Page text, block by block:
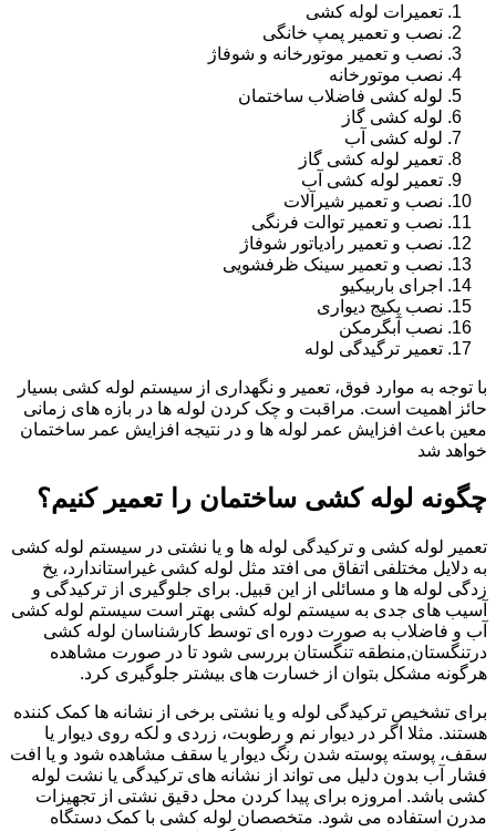
تعمیرات لوله کشی
نصب و تعمیر پمپ خانگی
نصب و تعمیر موتورخانه و شوفاژ
نصب موتورخانه
لوله کشی فاضلاب ساختمان
لوله کشی گاز
لوله کشی آب
تعمیر لوله کشی گاز
تعمیر لوله کشی آب
نصب و تعمیر شیرآلات
نصب و تعمیر توالت فرنگی
نصب و تعمیر رادیاتور شوفاژ
نصب و تعمیر سینک ظرفشویی
اجرای باربیکیو
نصب پکیج دیواری
نصب آبگرمکن
تعمیر ترگیدگی لوله
با توجه به موارد فوق، تعمیر و نگهداری از سیستم لوله کشی بسیار
حائز اهمیت است. مراقبت و چک کردن لوله ها در بازه های زمانی
معین باعث افزایش عمر لوله ها و در نتیجه افزایش عمر ساختمان
خواهد شد
چگونه لوله کشی ساختمان را تعمیر کنیم؟
تعمیر لوله کشی و ترکیدگی لوله ها و یا نشتی در سیستم لوله کشی
به دلایل مختلفی اتفاق می افتد مثل لوله کشی غیراستاندارد، یخ
زدگی لوله ها و مسائلی از این قبیل. برای جلوگیری از ترکیدگی و
آسیب های جدی به سیستم لوله کشی بهتر است سیستم لوله کشی
آب و فاضلاب به صورت دوره ای توسط کارشناسان لوله کشی
درتنگستان,منطقه تنگستان بررسی شود تا در صورت مشاهده
هرگونه مشکل بتوان از خسارت های بیشتر جلوگیری کرد.
برای تشخیص ترکیدگی لوله و یا نشتی برخی از نشانه ها کمک کننده
هستند. مثلا اگر در دیوار نم و رطوبت، زردی و لکه روی دیوار یا
سقف، پوسته پوسته شدن رنگ دیوار یا سقف مشاهده شود و یا افت
فشار آب بدون دلیل می تواند از نشانه های ترکیدگی یا نشت لوله
کشی باشد. امروزه برای پیدا کردن محل دقیق نشتی از تجهیزات
مدرن استفاده می شود. متخصصان لوله کشی با کمک دستگاه